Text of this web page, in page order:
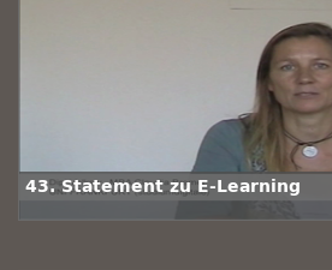
43. Statement zu E-Learning